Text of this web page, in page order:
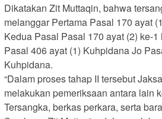
Dikatakan Zit Muttaqin, bahwa
melanggar Pertama Pasal 170 ayat
Kedua Pasal Pasal 170 ayat (2) ke-
Pasal 406 ayat (1) Kuhpidana Jo
Kuhpidana.
“Dalam proses tahap II tersebut
melakukan pemeriksaan antara lain
Tersangka, berkas perkara, serta